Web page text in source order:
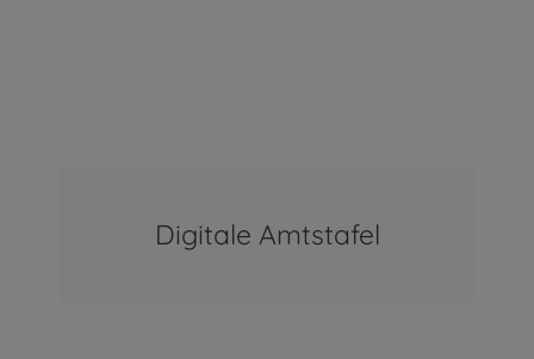
Digitale Amtstafel